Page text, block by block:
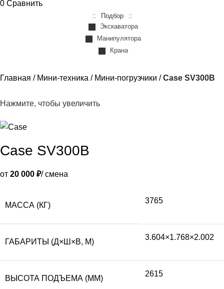
0 Сравнить
Подбор
Экскаватора
Манипулятора
Крана
Главная Мини-техника Мини-погрузчики Case SV300B
Нажмите, чтобы увеличить
Case SV300B
от 20 000 ₽/ смена
МАССА (КГ)
3765
ГАБАРИТЫ (Д×Ш×В, М)
3.604×1.768×2.002
ВЫСОТА ПОДЪЕМА (ММ)
2615